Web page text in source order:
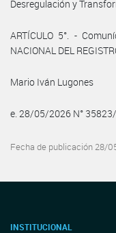
Desregulación y
ARTÍCULO 5°. -
NACIONAL DEL
Mario Iván Lugones
e. 28/05/2026 N°
Fecha de publicación 28/
INSTITUCIONAL